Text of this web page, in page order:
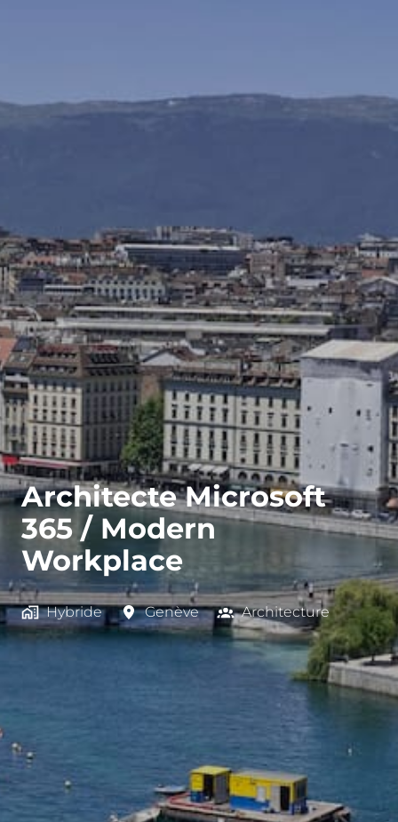
Architecte Microsoft
365 / Modern
Workplace
Hybride Genève Architecture